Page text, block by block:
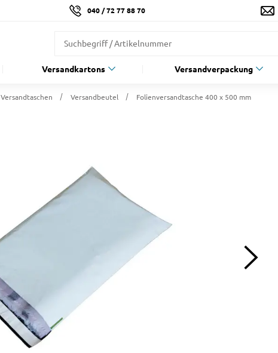
040 / 72 77 88 70
Versandkartons Versandverpackung
Versandtaschen Versandbeutel Folienversandtasche 400 x 500 mm